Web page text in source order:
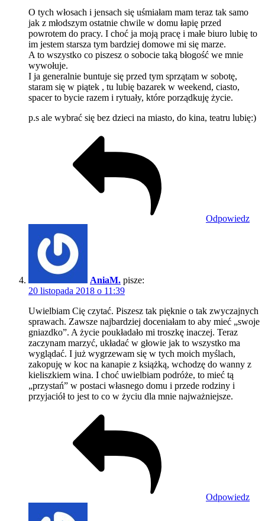
O tych włosach i jensach się uśmiałam mam teraz tak samo
jak z młodszym ostatnie chwile w domu łapię przed
powrotem do pracy. I choć ja moją pracę i małe biuro lubię to
im jestem starsza tym bardziej domowe mi się marze.
A to wszystko co piszesz o sobocie taką błogość we mnie
wywołuje.
I ja generalnie buntuje się przed tym sprzątam w sobotę,
staram się w piątek , tu lubię bazarek w weekend, ciasto,
spacer to bycie razem i rytuały, które porządkuję życie.
p.s ale wybrać się bez dzieci na miasto, do kina, teatru lubię:)
Odpowiedz
AniaM. pisze:
20 listopada 2018 o 11:39
Uwielbiam Cię czytać. Piszesz tak pięknie o tak zwyczajnych
sprawach. Zawsze najbardziej doceniałam to aby mieć „swoje
gniazdko”. A życie poukładało mi troszkę inaczej. Teraz
zaczynam marzyć, układać w głowie jak to wszystko ma
wyglądać. I już wygrzewam się w tych moich myślach,
zakopuję w koc na kanapie z książką, wchodzę do wanny z
kieliszkiem wina. I choć uwielbiam podróże, to mieć tą
„przystań” w postaci własnego domu i przede rodziny i
przyjaciół to jest to co w życiu dla mnie najważniejsze.
Odpowiedz